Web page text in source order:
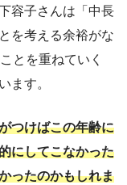
容子さんは「中長
を考える余裕がな
とを重ねていく
ます。
つけばこの年齢に
にしてこなかった
ったのかもしれま